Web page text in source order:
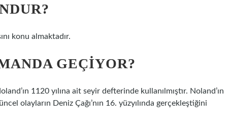
konu almaktadır.
GEÇIYOR?
1120 yılına ait seyir defterinde kullanılmıştır. Noland’ın
olayların Deniz Çağı’nın 16. yüzyılında gerçekleştiğini